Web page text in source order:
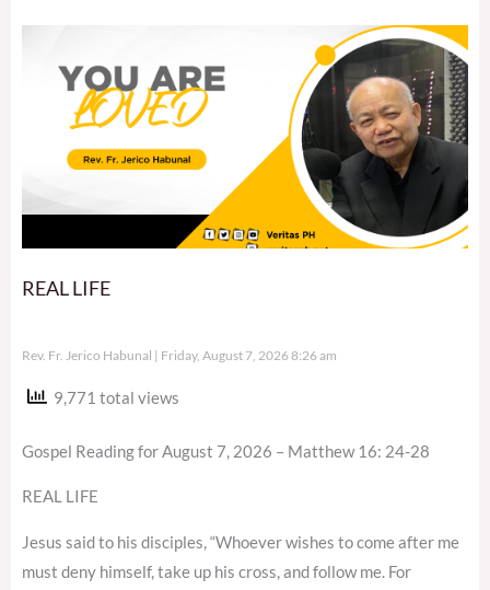
REAL LIFE
Rev. Fr. Jerico Habunal Friday, August 7, 2026 8:26 am
9,771 total views
Gospel Reading for August 7, 2026 – Matthew 16: 24-28
REAL LIFE
Jesus said to his disciples, “Whoever wishes to come after me
must deny himself, take up his cross, and follow me. For